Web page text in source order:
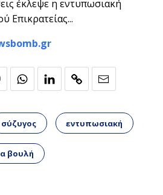
έκλεψε η εντυπωσιακή
Επικρατείας...
σύζυγος εντυπωσιακή
βουλή